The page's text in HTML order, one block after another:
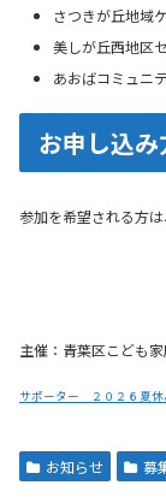
さつきが丘地域
美しが丘西地区
あおばコミュニ
お申し込
参加を希望される方
主催：青葉区こども
サポーター ２０２６夏休
お知らせ 募